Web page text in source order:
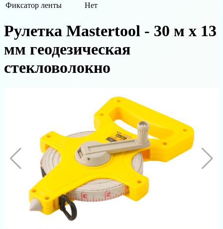
Фиксатор ленты
Нет
Рулетка Mastertool - 30 м x 13
мм геодезическая
стекловолокно